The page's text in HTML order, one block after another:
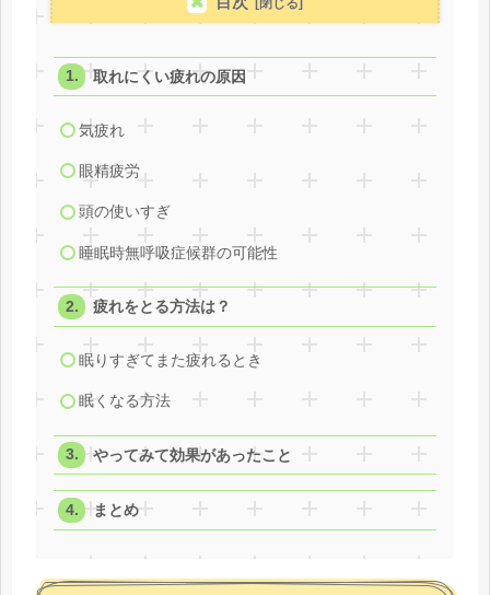
取れにくい疲れの原因
気疲れ
眼精疲労
頭の使いすぎ
睡眠時無呼吸症候群の可能性
疲れをとる方法は？
眠りすぎてまた疲れるとき
眠くなる方法
やってみて効果があったこと
まとめ